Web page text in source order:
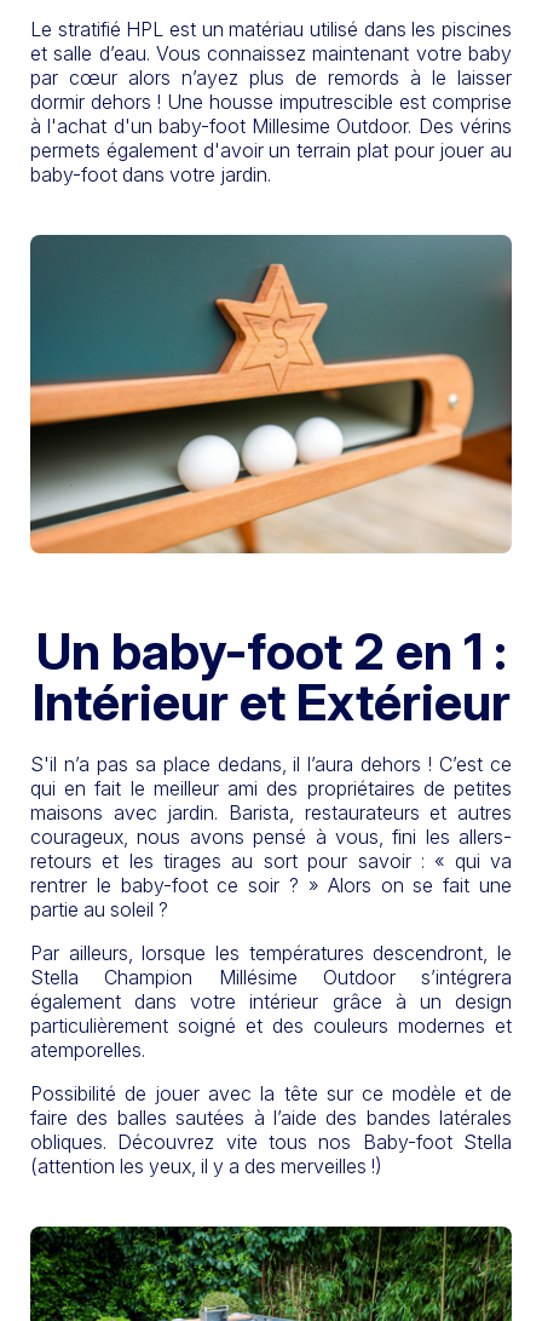
Le stratifié HPL est un matériau utilisé dans les piscines
et salle d’eau. Vous connaissez maintenant votre baby
par cœur alors n’ayez plus de remords à le laisser
dormir dehors ! Une housse imputrescible est comprise
à l'achat d'un baby-foot Millesime Outdoor. Des vérins
permets également d'avoir un terrain plat pour jouer au
baby-foot dans votre jardin.
Un baby-foot 2 en 1 :
Intérieur et Extérieur
S'il n’a pas sa place dedans, il l’aura dehors ! C’est ce
qui en fait le meilleur ami des propriétaires de petites
maisons avec jardin. Barista, restaurateurs et autres
courageux, nous avons pensé à vous, fini les allers-
retours et les tirages au sort pour savoir : « qui va
rentrer le baby-foot ce soir ? » Alors on se fait une
partie au soleil ?
Par ailleurs, lorsque les températures descendront, le
Stella Champion Millésime Outdoor s’intégrera
également dans votre intérieur grâce à un design
particulièrement soigné et des couleurs modernes et
atemporelles.
Possibilité de jouer avec la tête sur ce modèle et de
faire des balles sautées à l’aide des bandes latérales
obliques. Découvrez vite tous nos Baby-foot Stella
(attention les yeux, il y a des merveilles !)